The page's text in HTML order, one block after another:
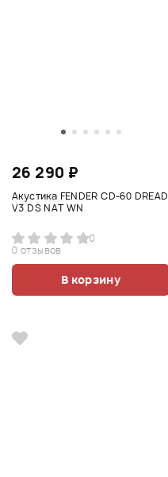
26 290 ₽
Акустика FENDER CD-60 DREAD
V3 DS NAT WN
0
0 отзывов
В корзину